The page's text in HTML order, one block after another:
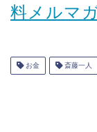
料メルマ
お金 斎藤一人